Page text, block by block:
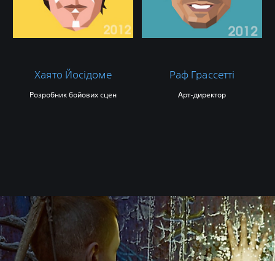
Хаято Йосідоме
Розробник бойових сцен
Раф Грассетті
Арт-директор